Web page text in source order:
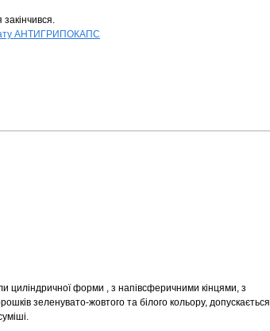
закінчився.
АНТИГРИПОКАПС
циліндричноï форми , з напівсферичними кінцями, з
зеленувато-жовтого та білого кольору, допускається